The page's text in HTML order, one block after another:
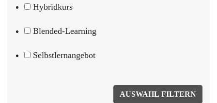
Hybridkurs
Blended-Learning
Selbstlernangebot